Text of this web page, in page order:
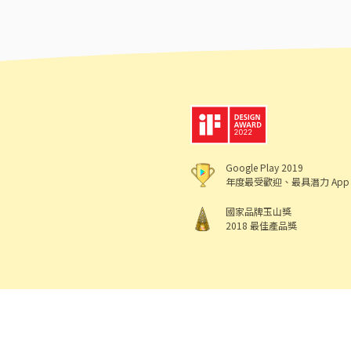
Google Play 2019
年度最受歡迎、最具潛力 App
國家品牌玉山獎
2018 最佳產品獎